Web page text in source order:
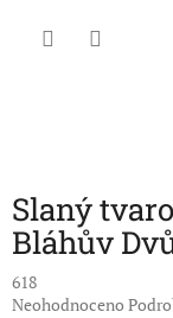
Slaný
Bláhův
618
Průměrné
Neohodnoceno